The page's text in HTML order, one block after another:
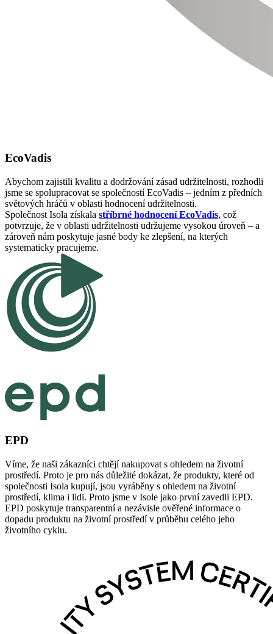
EcoVadis
Abychom zajistili kvalitu a dodržování zásad udržitelnosti, rozhodli
jsme se spolupracovat se společností EcoVadis – jedním z předních
světových hráčů v oblasti hodnocení udržitelnosti.
Společnost Isola získala stříbrné hodnocení EcoVadis, což
potvrzuje, že v oblasti udržitelnosti udržujeme vysokou úroveň – a
zároveň nám poskytuje jasné body ke zlepšení, na kterých
systematicky pracujeme.
EPD
Víme, že naši zákazníci chtějí nakupovat s ohledem na životní
prostředí. Proto je pro nás důležité dokázat, že produkty, které od
společnosti Isola kupují, jsou vyráběny s ohledem na životní
prostředí, klima i lidi. Proto jsme v Isole jako první zavedli EPD.
EPD poskytuje transparentní a nezávisle ověřené informace o
dopadu produktu na životní prostředí v průběhu celého jeho
životního cyklu.